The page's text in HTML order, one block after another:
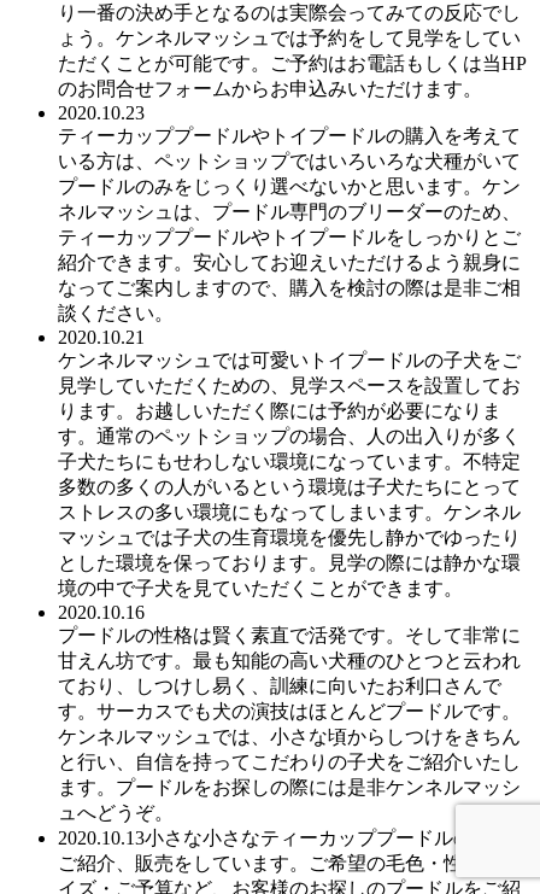
り一番の決め手となるのは実際会ってみての反応でし
ょう。ケンネルマッシュでは予約をして見学をしてい
ただくことが可能です。ご予約はお電話もしくは当HP
のお問合せフォームからお申込みいただけます。
2020.10.23
ティーカッププードルやトイプードルの購入を考えて
いる方は、ペットショップではいろいろな犬種がいて
プードルのみをじっくり選べないかと思います。ケン
ネルマッシュは、プードル専門のブリーダーのため、
ティーカッププードルやトイプードルをしっかりとご
紹介できます。安心してお迎えいただけるよう親身に
なってご案内しますので、購入を検討の際は是非ご相
談ください。
2020.10.21
ケンネルマッシュでは可愛いトイプードルの子犬をご
見学していただくための、見学スペースを設置してお
ります。お越しいただく際には予約が必要になりま
す。通常のペットショップの場合、人の出入りが多く
子犬たちにもせわしない環境になっています。不特定
多数の多くの人がいるという環境は子犬たちにとって
ストレスの多い環境にもなってしまいます。ケンネル
マッシュでは子犬の生育環境を優先し静かでゆったり
とした環境を保っております。見学の際には静かな環
境の中で子犬を見ていただくことができます。
2020.10.16
プードルの性格は賢く素直で活発です。そして非常に
甘えん坊です。最も知能の高い犬種のひとつと云われ
ており、しつけし易く、訓練に向いたお利口さんで
す。サーカスでも犬の演技はほとんどプードルです。
ケンネルマッシュでは、小さな頃からしつけをきちん
と行い、自信を持ってこだわりの子犬をご紹介いたし
ます。プードルをお探しの際には是非ケンネルマッシ
ュへどうぞ。
2020.10.13小さな小さなティーカッププードルの子犬の
ご紹介、販売をしています。ご希望の毛色・性別・サ
イズ・ご予算など、お客様のお探しのプードルをご紹